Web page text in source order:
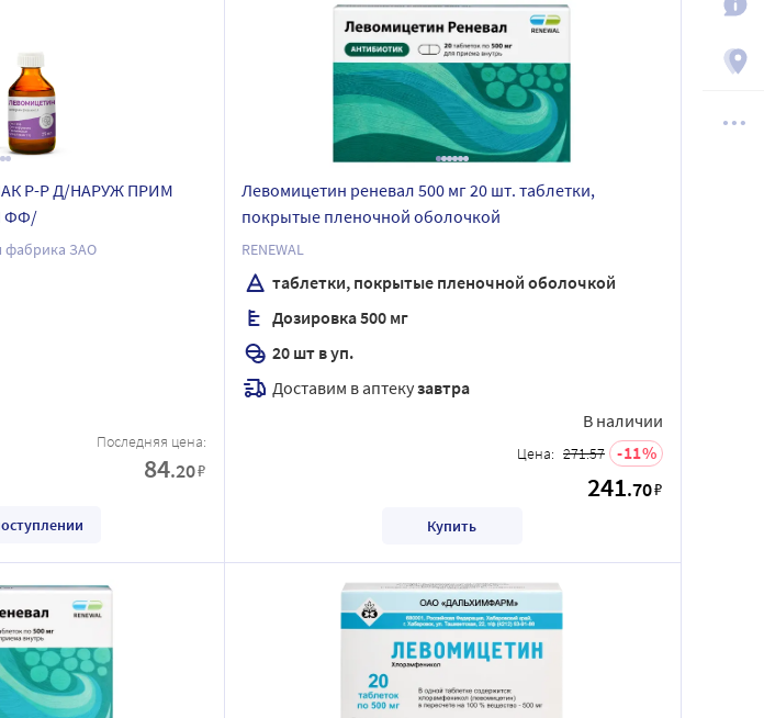
Р-Р Д/НАРУЖ ПРИМ
ФФ/
фабрика ЗАО
Последняя цена:
84.20₽
Левомицетин реневал 500 мг 20 шт. таблетки,
покрытые пленочной оболочкой
RENEWAL
таблетки, покрытые пленочной оболочкой
Дозировка 500 мг
20 шт в уп.
Доставим в аптекузавтра
В наличии
Цена: 271.57 11
241.70₽
Купить